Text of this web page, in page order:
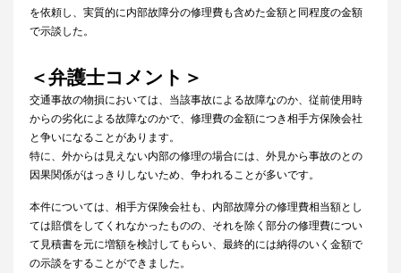
を依頼し、実質的に内部故障分の修理費も含めた金額と同程度の金額
で示談した。
＜弁護士コメント＞
交通事故の物損においては、当該事故による故障なのか、従前使用時
からの劣化による故障なのかで、修理費の金額につき相手方保険会社
と争いになることがあります。
特に、外からは見えない内部の修理の場合には、外見から事故のとの
因果関係がはっきりしないため、争われることが多いです。
本件については、相手方保険会社も、内部故障分の修理費相当額とし
ては賠償をしてくれなかったものの、それを除く部分の修理費につい
て見積書を元に増額を検討してもらい、最終的には納得のいく金額で
の示談をすることができました。